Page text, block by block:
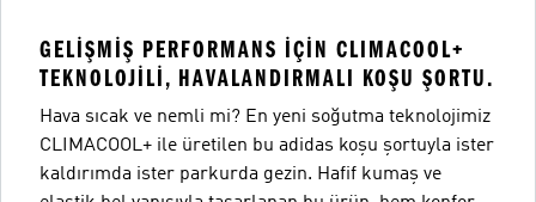
GELIŞMIŞ PERFORMANS IÇIN CLIMACOOL+
TEKNOLOJILI, HAVALANDIRMALI KOŞU ŞORTU.
Hava sıcak ve nemli mi? En yeni soğutma teknolojimiz
CLIMACOOL+ ile üretilen bu adidas koşu şortuyla ister
kaldırımda ister parkurda gezin. Hafif kumaş ve